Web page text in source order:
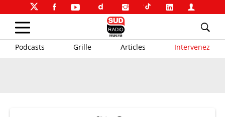
Podcasts Grille Articles Intervenez